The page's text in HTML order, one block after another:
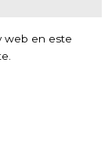
web en este